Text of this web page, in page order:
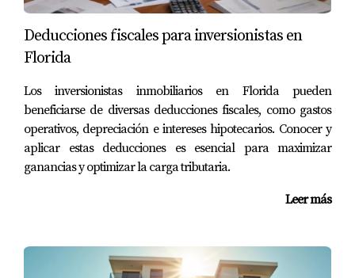
¿Cuánto debo ahorrar para el enganche?
Generalmente se recomienda tener al menos un 20% del
hipotecario privado (PMI).
¿Qué documentos necesito para financiar?
Usualmente necesitarás identificación, comprobantes de
Tu crédito internacional puede ser considerado, pero
Deducciones fiscales para inversionistas en
Florida
Los inversionistas inmobiliarios en Florida pueden
beneficiarse de diversas deducciones fiscales, como gastos
operativos, depreciación e intereses hipotecarios. Conocer y
aplicar estas deducciones es esencial para maximizar
ganancias y optimizar la carga tributaria.
Leer más